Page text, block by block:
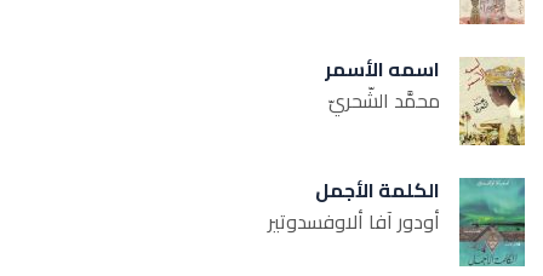
اسمه الأسمر
محمَّد الشّحريّ
الكلمة الأجمل
أودور آفا ألاوفسدوتير